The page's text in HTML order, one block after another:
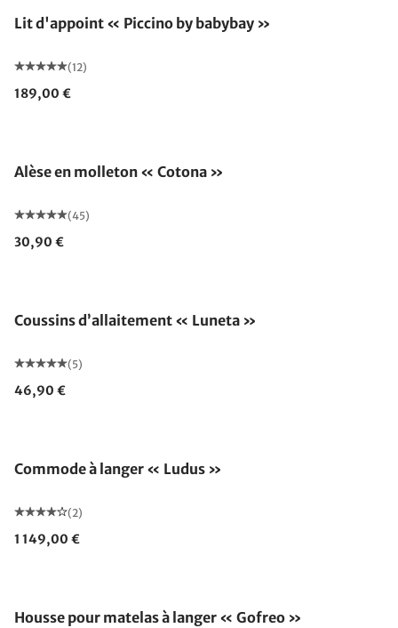
Lit d'appoint « Piccino by babybay »
(12)
189,00 €
Alèse en molleton « Cotona »
(45)
30,90 €
Coussins d’allaitement « Luneta »
(5)
46,90 €
Commode à langer « Ludus »
(2)
1 149,00 €
Housse pour matelas à langer « Gofreo »